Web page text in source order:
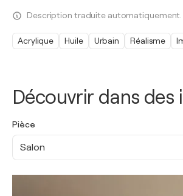
Découvrir dans des
Pièce
Salon
Description traduite automatiquement.
Acrylique Huile Urbain Réalisme